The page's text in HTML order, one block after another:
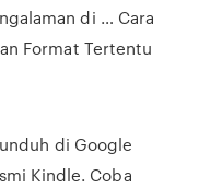
di … Cara
Format Tertentu
di Google
Kindle. Coba